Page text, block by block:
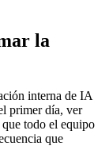
la
interna de IA
primer día, ver
todo el equipo
que